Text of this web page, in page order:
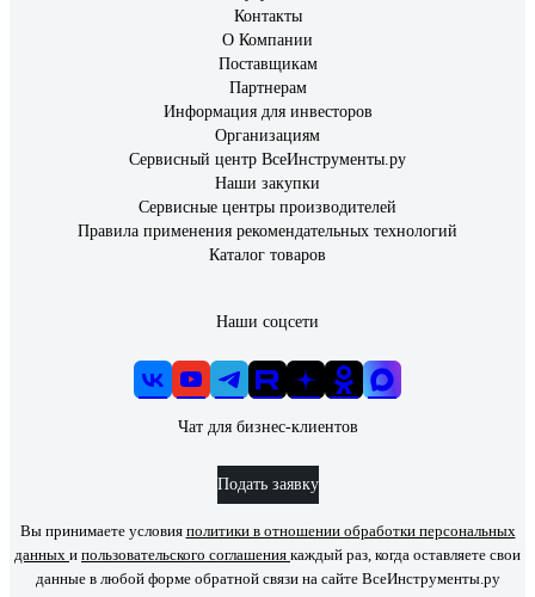
Контакты
О Компании
Поставщикам
Партнерам
Информация для инвесторов
Организациям
Сервисный центр ВсеИнструменты.ру
Наши закупки
Сервисные центры производителей
Правила применения рекомендательных технологий
Каталог товаров
Наши соцсети
Чат для бизнес-клиентов
Подать заявку
Вы принимаете условия политики в отношении обработки персональных
данных и пользовательского соглашения каждый раз, когда оставляете свои
данные в любой форме обратной связи на сайте ВсеИнструменты.ру